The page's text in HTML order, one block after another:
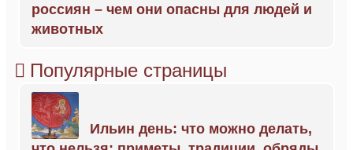
россиян – чем они опасны для людей и
животных
Популярные страницы
Ильин день: что можно делать,